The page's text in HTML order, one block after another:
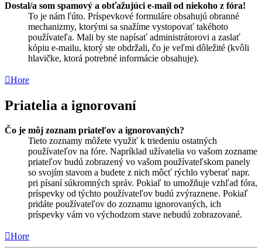
Dostal/a som spamový a obťažujúci e-mail od niekoho z fóra!
To je nám ľúto. Príspevkové formuláre obsahujú obranné
mechanizmy, ktorými sa snažíme vystopovať takéhoto
používateľa. Mali by ste napísať administrátorovi a zaslať
kópiu e-mailu, ktorý ste obdržali, čo je veľmi dôležité (kvôli
hlavičke, ktorá potrebné informácie obsahuje).
Hore
Priatelia a ignorovaní
Čo je môj zoznam priateľov a ignorovaných?
Tieto zoznamy môžete využiť k triedeniu ostatných
používateľov na fóre. Napríklad užívatelia vo vašom zozname
priateľov budú zobrazený vo vašom používateľskom panely
so svojím stavom a budete z nich môcť rýchlo vyberať napr.
pri písaní súkromných správ. Pokiaľ to umožňuje vzhľad fóra,
príspevky od týchto používateľov budú zvýraznene. Pokiaľ
pridáte používateľov do zoznamu ignorovaných, ich
príspevky vám vo východzom stave nebudú zobrazované.
Hore